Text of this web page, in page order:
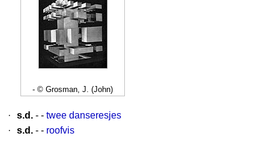
- © Grosman, J. (John)
· s.d. - - twee danseresjes
·
s.d. - - roofvis